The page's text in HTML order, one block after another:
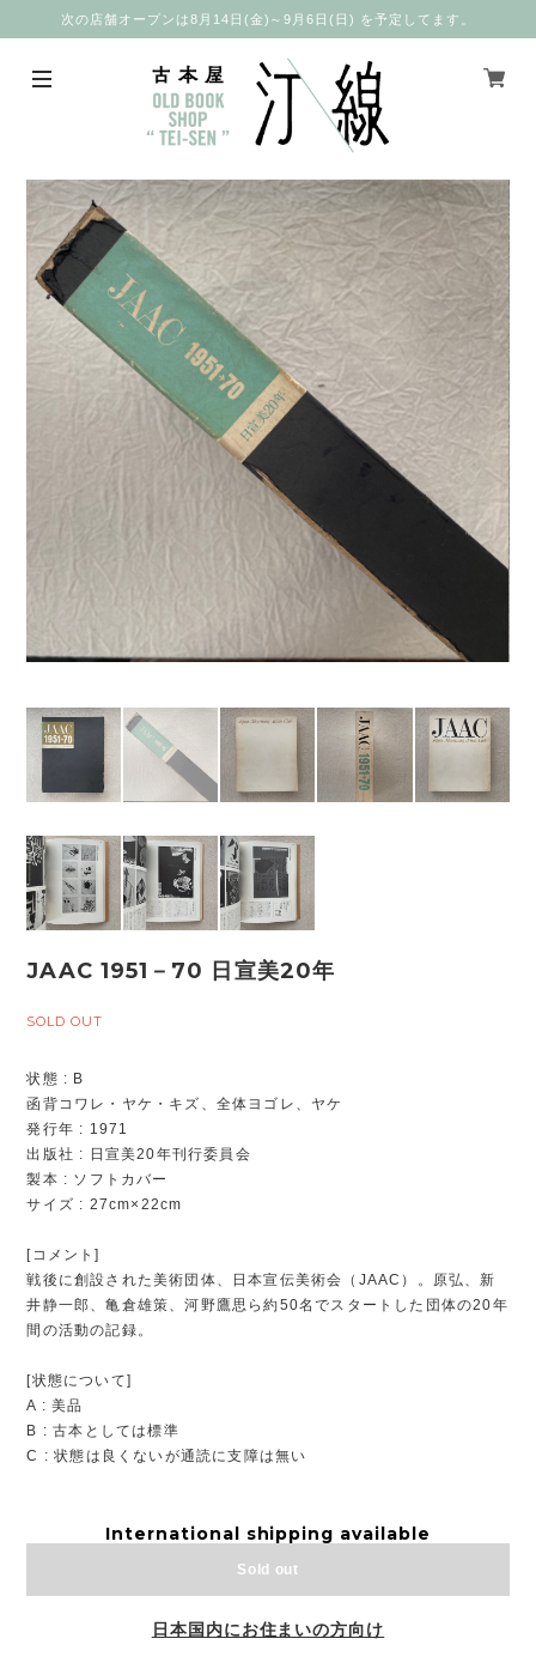
次の店舗オープンは8月14日(金)～9月6日(日) を予定してます。
JAAC 1951－70 日宣美20年
SOLD OUT
状態 : B
函背コワレ・ヤケ・キズ、全体ヨゴレ、ヤケ
発行年 : 1971
出版社 : 日宣美20年刊行委員会
製本 : ソフトカバー
サイズ : 27cm×22cm
[コメント]
戦後に創設された美術団体、日本宣伝美術会（JAAC）。原弘、新
井静一郎、亀倉雄策、河野鷹思ら約50名でスタートした団体の20年
間の活動の記録。
[状態について]
A : 美品
B : 古本としては標準
C : 状態は良くないが通読に支障は無い
International shipping available
Sold out
日本国内にお住まいの方向け